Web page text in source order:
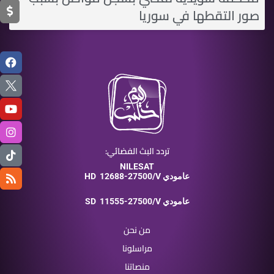
صور التقطها في سوريا
تردد البث الفضائي:
NILESAT
HD
12688-27500/V عامودي
SD 11555-27500/V عامودي
من نحن
مراسلونا
منصاتنا